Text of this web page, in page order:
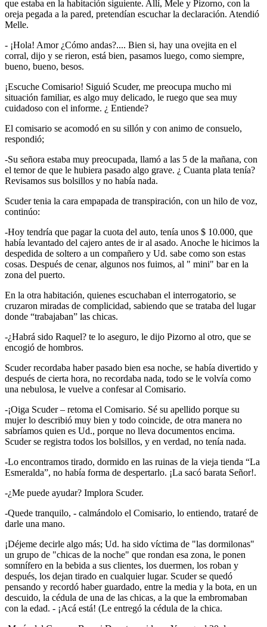
que estaba en la habitación siguiente. Allí, Mele y Pizorno, con la
oreja pegada a la pared, pretendían escuchar la declaración. Atendió
Melle.
- ¡Hola! Amor ¿Cómo andas?.... Bien si, hay una ovejita en el
corral, dijo y se rieron, está bien, pasamos luego, como siempre,
bueno, bueno, besos.
¡Escuche Comisario! Siguió Scuder, me preocupa mucho mi
situación familiar, es algo muy delicado, le ruego que sea muy
cuidadoso con el informe. ¿ Entiende?
El comisario se acomodó en su sillón y con animo de consuelo,
respondió;
-Su señora estaba muy preocupada, llamó a las 5 de la mañana, con
el temor de que le hubiera pasado algo grave. ¿ Cuanta plata tenía?
Revisamos sus bolsillos y no había nada.
Scuder tenia la cara empapada de transpiración, con un hilo de voz,
continúo:
-Hoy tendría que pagar la cuota del auto, tenía unos $ 10.000, que
había levantado del cajero antes de ir al asado. Anoche le hicimos la
despedida de soltero a un compañero y Ud. sabe como son estas
cosas. Después de cenar, algunos nos fuimos, al " mini" bar en la
zona del puerto.
En la otra habitación, quienes escuchaban el interrogatorio, se
cruzaron miradas de complicidad, sabiendo que se trataba del lugar
donde “trabajaban” las chicas.
-¿Habrá sido Raquel? te lo aseguro, le dijo Pizorno al otro, que se
encogió de hombros.
Scuder recordaba haber pasado bien esa noche, se había divertido y
después de cierta hora, no recordaba nada, todo se le volvía como
una nebulosa, le vuelve a confesar al Comisario.
-¡Oiga Scuder – retoma el Comisario. Sé su apellido porque su
mujer lo describió muy bien y todo coincide, de otra manera no
sabríamos quien es Ud., porque no lleva documentos encima.
Scuder se registra todos los bolsillos, y en verdad, no tenía nada.
-Lo encontramos tirado, dormido en las ruinas de la vieja tienda “La
Esmeralda”, no había forma de despertarlo. ¡La sacó barata Señor!.
-¿Me puede ayudar? Implora Scuder.
-Quede tranquilo, - calmándolo el Comisario, lo entiendo, trataré de
darle una mano.
¡Déjeme decirle algo más; Ud. ha sido víctima de "las dormilonas"
un grupo de "chicas de la noche" que rondan esa zona, le ponen
somnífero en la bebida a sus clientes, los duermen, los roban y
después, los dejan tirado en cualquier lugar. Scuder se quedó
pensando y recordó haber guardado, entre la media y la bota, en un
descuido, la cédula de una de las chicas, a la que la embromaban
con la edad. - ¡Acá está! (Le entregó la cédula de la chica.